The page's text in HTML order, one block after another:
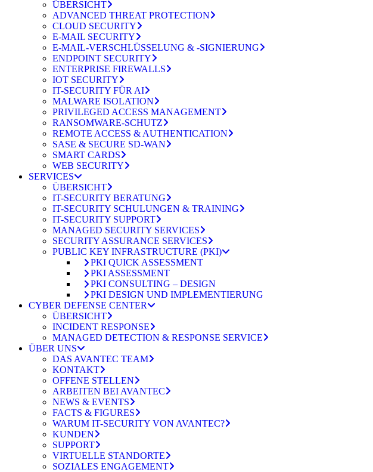
ÜBERSICHT
ADVANCED THREAT PROTECTION
CLOUD SECURITY
E-MAIL SECURITY
E-MAIL-VERSCHLÜSSELUNG & -SIGNIERUNG
ENDPOINT SECURITY
ENTERPRISE FIREWALLS
IOT SECURITY
IT-SECURITY FÜR AI
MALWARE ISOLATION
PRIVILEGED ACCESS MANAGEMENT
RANSOMWARE-SCHUTZ
REMOTE ACCESS & AUTHENTICATION
SASE & SECURE SD-WAN
SMART CARDS
WEB SECURITY
SERVICES
ÜBERSICHT
IT-SECURITY BERATUNG
IT-SECURITY SCHULUNGEN & TRAINING
IT-SECURITY SUPPORT
MANAGED SECURITY SERVICES
SECURITY ASSURANCE SERVICES
PUBLIC KEY INFRASTRUCTURE (PKI)
PKI QUICK ASSESSMENT
PKI ASSESSMENT
PKI CONSULTING – DESIGN
PKI DESIGN UND IMPLEMENTIERUNG
CYBER DEFENSE CENTER
ÜBERSICHT
INCIDENT RESPONSE
MANAGED DETECTION & RESPONSE SERVICE
ÜBER UNS
DAS AVANTEC TEAM
KONTAKT
OFFENE STELLEN
ARBEITEN BEI AVANTEC
NEWS & EVENTS
FACTS & FIGURES
WARUM IT-SECURITY VON AVANTEC?
KUNDEN
SUPPORT
VIRTUELLE STANDORTE
SOZIALES ENGAGEMENT